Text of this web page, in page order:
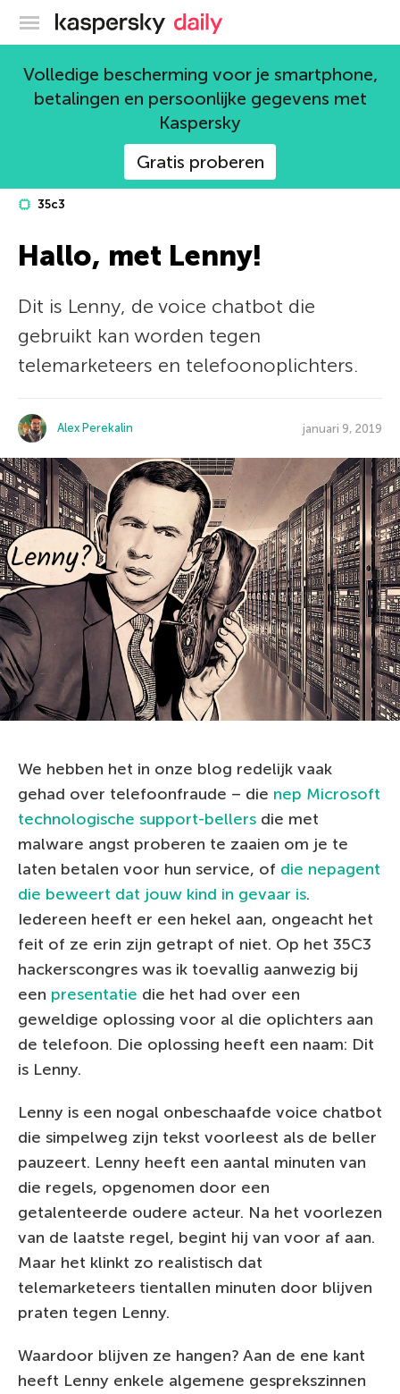
Kaspersky official blog
Volledige bescherming voor je smartphone,
betalingen en persoonlijke gegevens met
Kaspersky
Gratis proberen
35с3
Hallo, met Lenny!
Dit is Lenny, de voice chatbot die
gebruikt kan worden tegen
telemarketeers en telefoonoplichters.
Alex Perekalin januari 9, 2019
We hebben het in onze blog redelijk vaak
gehad over telefoonfraude – die nep Microsoft
technologische support-bellers die met
malware angst proberen te zaaien om je te
laten betalen voor hun service, of die nepagent
die beweert dat jouw kind in gevaar is.
Iedereen heeft er een hekel aan, ongeacht het
feit of ze erin zijn getrapt of niet. Op het 35C3
hackerscongres was ik toevallig aanwezig bij
een presentatie die het had over een
geweldige oplossing voor al die oplichters aan
de telefoon. Die oplossing heeft een naam: Dit
is Lenny.
Lenny is een nogal onbeschaafde voice chatbot
die simpelweg zijn tekst voorleest als de beller
pauzeert. Lenny heeft een aantal minuten van
die regels, opgenomen door een
getalenteerde oudere acteur. Na het voorlezen
van de laatste regel, begint hij van voor af aan.
Maar het klinkt zo realistisch dat
telemarketeers tientallen minuten door blijven
praten tegen Lenny.
Waardoor blijven ze hangen? Aan de ene kant
heeft Lenny enkele algemene gesprekszinnen